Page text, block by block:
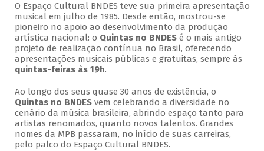
O Espaço Cultural BNDES teve sua primeira apresentação
musical em julho de 1985. Desde então, mostrou-se
pioneiro no apoio ao desenvolvimento da produção
artística nacional: o Quintas no BNDESé o mais antigo
projeto de realização contínua no Brasil, oferecendo
apresentações musicais públicas e gratuitas, sempre às
quintas-feiras às 19h.
Ao longo dos seus quase 30 anos de existência, o
Quintas no BNDESvem celebrando a diversidade no
cenário da música brasileira, abrindo espaço tanto para
artistas renomados, quanto novos talentos. Grandes
nomes da MPB passaram, no início de suas carreiras,
pelo palco do Espaço Cultural BNDES.